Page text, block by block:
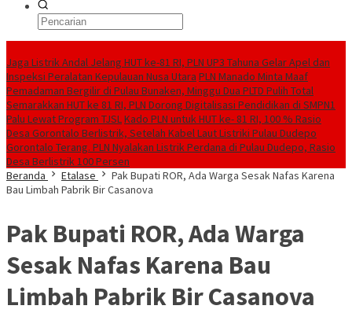
Jaga Listrik Andal Jelang HUT ke-81 RI, PLN UP3 Tahuna Gelar Apel dan
Inspeksi Peralatan Kepulauan Nusa Utara PLN Manado Minta Maaf
Pemadaman Bergilir di Pulau Bunaken, Minggu Dua PLTD Pulih Total
Semarakkan HUT ke 81 RI, PLN Dorong Digitalisasi Pendidikan di SMPN1
Palu Lewat Program TJSLKado PLN untuk HUT ke- 81 RI, 100 % Rasio
Desa Gorontalo Berlistrik, Setelah Kabel Laut Listriki Pulau Dudepo
Gorontalo Terang. PLN Nyalakan Listrik Perdana di Pulau Dudepo, Rasio
Desa Berlistrik 100 Persen
Beranda
Etalase
Pak Bupati ROR, Ada Warga Sesak Nafas Karena
Bau Limbah Pabrik Bir Casanova
Pak Bupati ROR, Ada Warga
Sesak Nafas Karena Bau
Limbah Pabrik Bir Casanova